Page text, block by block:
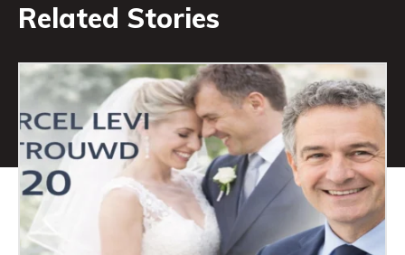
Related Stories